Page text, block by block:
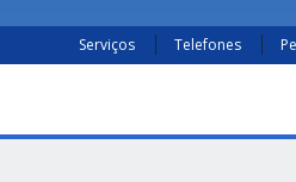
Serviços Telefones